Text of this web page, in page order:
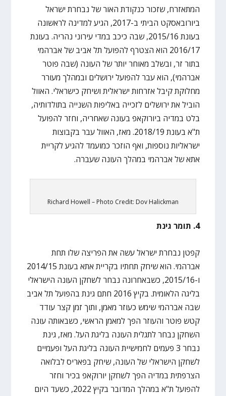
המתאזרח, שזכור כנקודת האור של נבחרת ישראל
ביורובאסקט הביתי ב-2017, הגיע למדינה לראשונה
בעונת 2015/16, שבה כיכב במדי עירוני נהריה. בעונת
2016/17 הוא הצטרף להפועל תל אביב של אברהמי
בתור זר, ובשלב מאוחר יותר של העונה (שבה פוטר
אברהמי), הוא עבר להפועל ירושלים ובמהלך מעורר
מחלוקת קיבל אזרחות ישראלית ושיחק כישראלי. האוול
הוביל את ירושלים לזכייה באליפות השנייה בתולדותיה,
בלט במדיה ביורוקאפ בעונה שאחריה, וחזר להפועל
ת"א בעונת 2018/19. מאז, האוול עבר בקבוצות
ישראליות נוספות, ואף הוזכר כמועמד להגיע לקריית
אתא של אברהמי במהלך העונה שעברה.
Richard Howell – Photo Credit: Dov Halickman
4. תומר גינת
קפטן נבחרת ישראל עשה את הפריצה שלו תחת
אברהמי. הוא שיחק תחתיו בקריית אתא בעונת 2014/15
ו-2015/16, כשבאחרונה נבחר לשחקן העונה הישראלי
בליגה הלאומית. בקיץ 2016 חתם גינת בהפועל תל אביב
שבה אברהמי שימש כעוזר מאמן, ותוך זמן קצר עודד
קטש פוטר והעוזר הפך למאמן הראשי, כשבאותה עונה
השחקן נבחר לתגלית העונה בליגת העל. מאז, גינת
נבחר 3 פעמים לחמישיית העונה בליגת העל ופעמיים
לשחקן הישראלי של העונה, שיחק בפאריס לבלואה
הצרפתית במדיה הפך לשחקן יורוקאפ בכיר וחזר
להפועל ת"א במהלך המדובר בקיץ 2022, כשעד היום